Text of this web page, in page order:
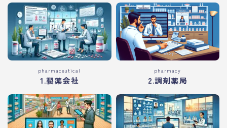
pharmaceutical
1.製薬会社
pharmacy
2.調剤薬局